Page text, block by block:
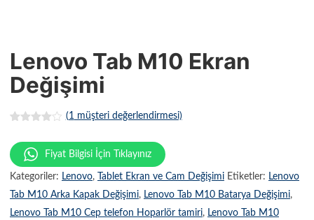
Lenovo Tab M10 Ekran
Değişimi
puanına
dayanarak
5
üzerinden
4.00puan
aldı
(1müşteri değerlendirmesi)
Fiyat Bilgisi İçin Tıklayınız
Kategoriler: Lenovo, Tablet Ekran ve Cam Değişimi Etiketler: Lenovo
Tab M10 Arka Kapak Değişimi, Lenovo Tab M10 Batarya Değişimi,
Lenovo Tab M10 Cep telefon Hoparlör tamiri, Lenovo Tab M10